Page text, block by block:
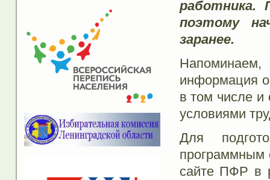
работника.
поэтому
заранее.
информация о
в том числе и
условиями
Для
программным
сайте ПФР в